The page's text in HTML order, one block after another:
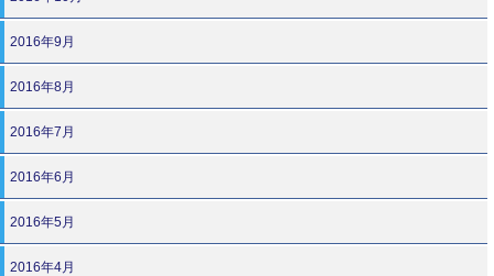
2016年9月
2016年8月
2016年7月
2016年6月
2016年5月
2016年4月